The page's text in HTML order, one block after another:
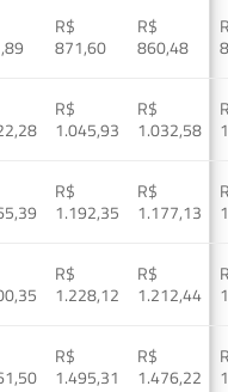
R$
871,60
R$
860,48
R$
1.045,93
R$
1.032,58
R$
1.192,35
R$
1.177,13
R$
1.228,12
R$
1.212,44
R$
1.495,31
R$
1.476,22